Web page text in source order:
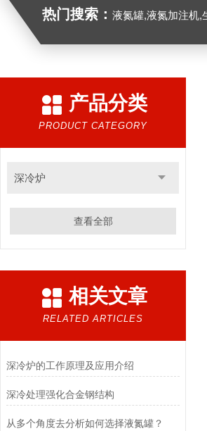
热门搜索： 液氮罐,液氮加注机,
产品分类
PRODUCT CATEGORY
深冷炉
查看全部
相关文章
RELATED ARTICLES
深冷炉的工作原理及应用介绍
深冷处理强化合金钢结构
从多个角度去分析如何选择液氮罐？